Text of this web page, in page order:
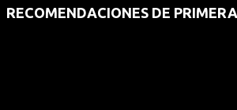
RECOMENDACIONES DE